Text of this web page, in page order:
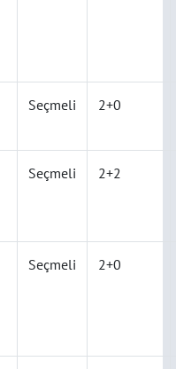
Seçmeli 2+0
Seçmeli 2+2
Seçmeli 2+0